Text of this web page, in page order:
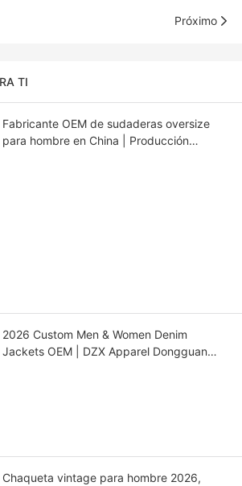
Próximo
TI
Fabricante OEM de sudaderas oversize
para hombre en China | Producción
2026 Custom Men & Women Denim
Jackets OEM | DZX Apparel Dongguan
Chaqueta vintage para hombre 2026,